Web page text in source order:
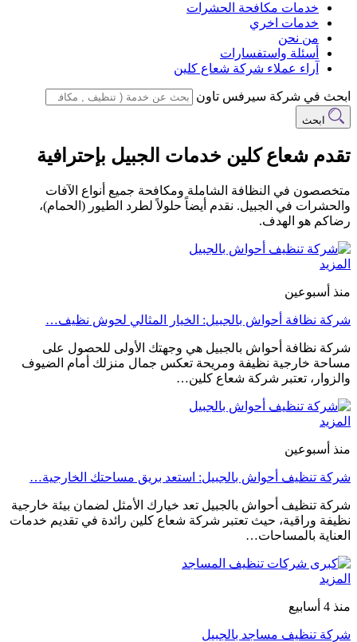
خدمات مكافحة الحشرات
خدمات اخري
من نحن
أسئلة واستفسارات
آراء عملاء شركة شعاع كلين
ابحث في شركة سيرفس تاون
ابحث
تقدم شعاع كلين خدمات الجبيل بإحترافية
متخصصون في النظافة الشاملة ومكافحة جميع أنواع الآفات
والحشرات في الجبيل. نقدم أيضاً حلولاً لطرد الطيور (الحمام)،
رضاكم هو الهدف.
المزيد
منذ أسبوعين
شركة نظافة أحواش بالجبيل: الخيار المثالي لحوش نظيف…
شركة نظافة أحواش بالجبيل هي وجهتك الأولى للحصول على
مساحة خارجية نظيفة ومريحة تعكس جمال منزلك أمام الضيوف
والزوار، تعتبر شركة شعاع كلين…
المزيد
منذ أسبوعين
شركة تنظيف أحواش بالجبيل: استعد بريق مساحتك الخارجية…
شركة تنظيف أحواش بالجبيل تعد خيارك الأمثل لضمان بيئة خارجية
نظيفة وراقية، حيث تعتبر شركة شعاع كلين رائدة في تقديم خدمات
العناية بالمساحات…
المزيد
منذ 4 أسابيع
شركة تنظيف مساجد بالجبيل